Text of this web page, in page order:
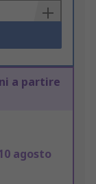
a partire
agosto